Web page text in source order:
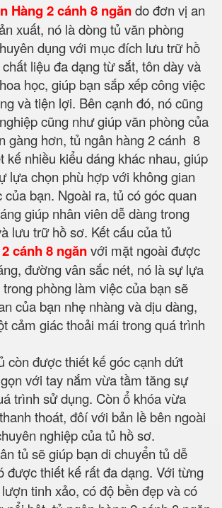
Hàng 2 cánh 8 ngăndo đơn vị an
xuất, nó là dòng tủ văn phòng
dụng với mục đích lưu trữ hồ
liệu đa dạng từ sắt, tôn dày và
học, giúp bạn sắp xếp công việc
và tiện lợi. Bên cạnh đó, nó cũng
cũng như giúp văn phòng của
gàng hơn, tủ ngân hàng 2 cánh 8
kế nhiều kiểu dáng khác nhau, giúp
lựa chọn phù hợp với không gian
của bạn. Ngoài ra, tủ có góc quan
giúp nhân viên dễ dàng trong
lưu trữ hồ sơ. Kết cấu của tủ
cánh 8 ngănvới mặt ngoài được
đường vân sắc nét, nó là sự lựa
phòng làm việc của bạn sẽ
của bạn nhẹ nhàng và dịu dàng,
cảm giác thoải mái trong quá trình
còn được thiết kế góc cạnh dứt
với tay nắm vừa tầm tăng sự
trình sử dụng. Còn ổ khóa vừa
thoát, đôí với bản lề bên ngoài
nghiệp của tủ hồ sơ.
tủ sẽ giúp bạn di chuyển tủ dễ
được thiết kế rất đa dạng. Với từng
tinh xảo, có độ bền đẹp và có